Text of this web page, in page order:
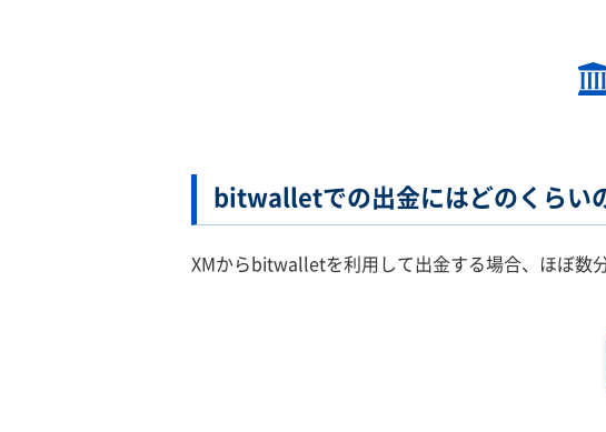
bitwalletでの出金にはどのくらい
XMからbitwalletを利用して出金する場合、ほぼ数